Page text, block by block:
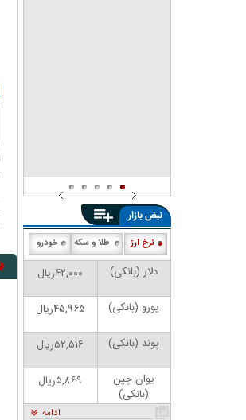
نبض بازار
نرخ ارز طلا و سکه خودرو
دلار (بانکی)
۴۲,۰۰۰ریال
یورو (بانکی)
۴۵,۹۶۵ریال
پوند (بانکی)
۵۲,۵۱۶ریال
یوان چین
(بانکی)
۵,۸۶۹ریال
ادامه